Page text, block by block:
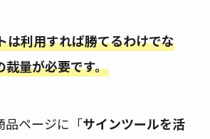
は利用すれば勝てるわけでな
裁量が必要です。
品ページに「サインツールを活